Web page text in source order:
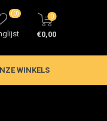
(0) 0
€0,00
WINKELS